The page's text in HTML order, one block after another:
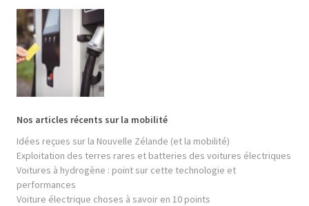
Nos articles récents sur la mobilité
Idées reçues sur la Nouvelle Zélande (et la mobilité)
Exploitation des terres rares et batteries des voitures électriques
Voitures à hydrogène : point sur cette technologie et
performances
Voiture électrique choses à savoir en 10 points